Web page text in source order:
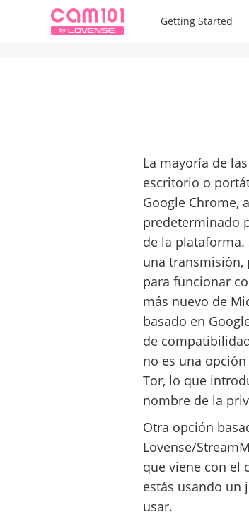
Getting Started
La mayoría de
escritorio o
Google Chrome,
predeterminado
de la
una transmisión,
para funcionar
más nuevo de
basado en
de
no es una
Tor, lo que
nombre de la
Otra opción
Lovense/
que viene con el
estás usando un
usar.